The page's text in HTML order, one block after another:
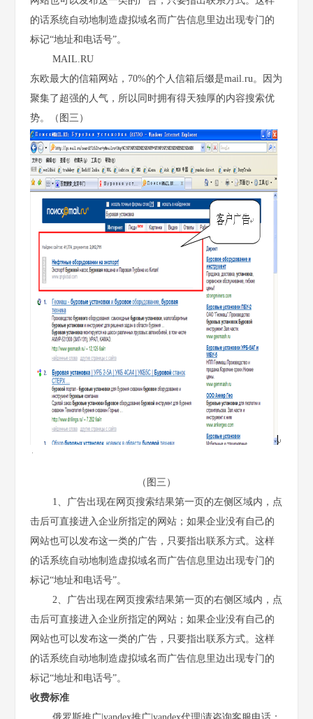
的话系统自动地制造虚拟域名而广告信息里边出现专门的
标记“地址和电话号”。
MAIL.RU
东欧最大的信箱网站，70%的个人信箱后缀是mail.ru。因为
聚集了超强的人气，所以同时拥有得天独厚的内容搜索优
势。（图三）
（图三）
1、广告出现在网页搜索结果第一页的左侧区域内，点
击后可直接进入企业所指定的网站；如果企业没有自己的
网站也可以发布这一类的广告，只要指出联系方式。这样
的话系统自动地制造虚拟域名而广告信息里边出现专门的
标记“地址和电话号”。
2、广告出现在网页搜索结果第一页的右侧区域内，点
击后可直接进入企业所指定的网站；如果企业没有自己的
网站也可以发布这一类的广告，只要指出联系方式。这样
的话系统自动地制造虚拟域名而广告信息里边出现专门的
标记“地址和电话号”。
收费标准